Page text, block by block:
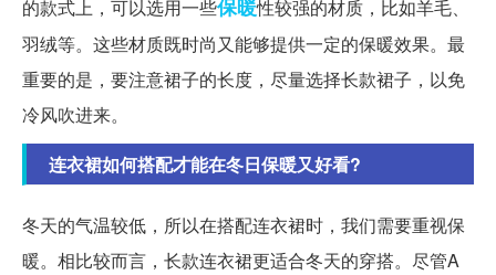
的款式上，可以选用一些保暖性较强的材质，比如羊毛、
羽绒等。这些材质既时尚又能够提供一定的保暖效果。最
重要的是，要注意裙子的长度，尽量选择长款裙子，以免
冷风吹进来。
连衣裙如何搭配才能在冬日保暖又好看?
冬天的气温较低，所以在搭配连衣裙时，我们需要重视保
暖。相比较而言，长款连衣裙更适合冬天的穿搭。尽管A